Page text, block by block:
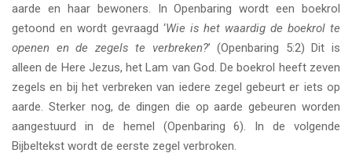
aarde en haar bewoners. In Openbaring wordt een boekrol
getoond en wordt gevraagd ‘Wie is het waardig de boekrol te
openen en de zegels te verbreken?’ (Openbaring 5:2) Dit is
alleen de Here Jezus, het Lam van God. De boekrol heeft zeven
zegels en bij het verbreken van iedere zegel gebeurt er iets op
aarde. Sterker nog, de dingen die op aarde gebeuren worden
aangestuurd in de hemel (Openbaring 6). In de volgende
Bijbeltekst wordt de eerste zegel verbroken.